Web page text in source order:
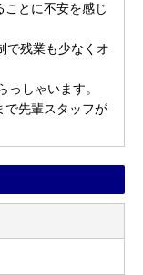
ことに不安を感じ
で残業も少なくオ
っしゃいます。
先輩スタッフが